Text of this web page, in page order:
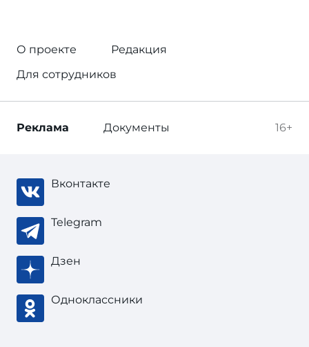
О проекте
Редакция
Для сотрудников
16+
Реклама Документы
Вконтакте
Telegram
Дзен
Одноклассники